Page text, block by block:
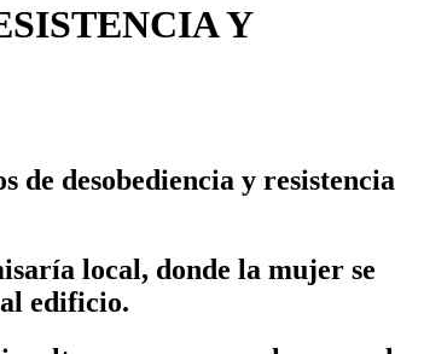
Y
de desobediencia y resistencia
local, donde la mujer se
edificio.